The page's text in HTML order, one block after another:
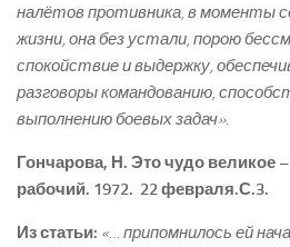
налётов противника, в моменты
жизни, она без устали, порою
спокойствие и выдержку,
разговоры командованию,
выполнению боевых задач».
Гончарова, Н. Это чудо великое
рабочий.­ 1972. ­ 22 февраля.­С.3.
Из статьи: «… припомнилось ей